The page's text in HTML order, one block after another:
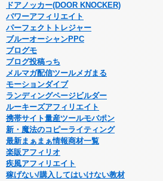
ドアノッカー(DOOR KNOCKER)
パワーアフィリエイト
パーフェクトトレジャー
ブルーオーシャンPPC
ブログモ
ブログ投稿っち
メルマガ配信ツールメガまる
モーションダイブ
ランディングページビルダー
ルーキーズアフィリエイト
携帯サイト量産ツールモバポン
新・魔法のコピーライティング
最新まぁまぁ情報商材一覧
楽販アフィリオ
疾風アフィリエイト
稼げない/購入してはいけない教材